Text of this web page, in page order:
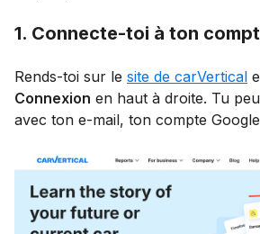
1. Connecte-toi à ton
Rends-toi sur le site de carVertical
Connexion en haut à droite. Tu
avec ton e-mail, ton compte